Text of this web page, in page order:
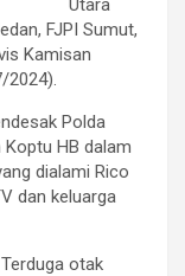
Utara
FJPI Sumut,
Kamisan
2024).
Polda
HB dalam
dialami Rico
dan keluarga
otak